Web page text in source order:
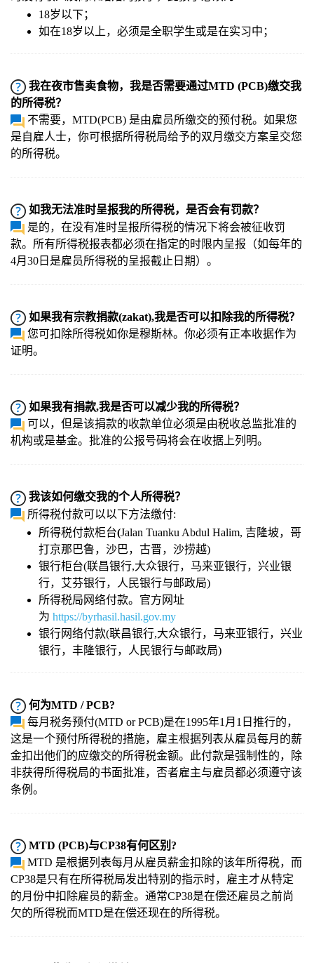
18岁以下；
如在18岁以上，必须是全职学生或是在实习中；
我在夜市售卖食物，我是否需要通过MTD (PCB)缴交我
的所得税？
不需要，MTD(PCB) 是由雇员所缴交的预付税。如果您
是自雇人士，你可根据所得税局给予的双月缴交方案呈交您
的所得税。
如我无法准时呈报我的所得税，是否会有罚款？
是的，在没有准时呈报所得税的情况下将会被征收罚
款。所有所得税报表都必须在指定的时限内呈报（如每年的
4月30日是雇员所得税的呈报截止日期）。
如果我有宗教捐款(zakat),我是否可以扣除我的所得税？
您可扣除所得税如你是穆斯林。你必须有正本收据作为
证明。
如果我有捐款,我是否可以减少我的所得税？
可以，但是该捐款的收款单位必须是由税收总监批准的
机构或是基金。批准的公报号码将会在收据上列明。
我该如何缴交我的个人所得税？
所得税付款可以以下方法缴付:
所得税付款柜台(Jalan Tuanku Abdul Halim, 吉隆坡，哥
打京那巴鲁，沙巴，古晋，沙捞越)
银行柜台(联昌银行,大众银行，马来亚银行，兴业银
行，艾芬银行，人民银行与邮政局)
所得税局网络付款。官方网址
为 https://byrhasil.hasil.gov.my
银行网络付款(联昌银行,大众银行，马来亚银行，兴业
银行，丰隆银行，人民银行与邮政局)
何为MTD / PCB?
每月税务预付(MTD or PCB)是在1995年1月1日推行的，
这是一个预付所得税的措施，雇主根据列表从雇员每月的薪
金扣出他们的应缴交的所得税金额。此付款是强制性的，除
非获得所得税局的书面批准，否者雇主与雇员都必须遵守该
条例。
MTD (PCB)与CP38有何区别?
MTD 是根据列表每月从雇员薪金扣除的该年所得税，而
CP38是只有在所得税局发出特别的指示时，雇主才从特定
的月份中扣除雇员的薪金。通常CP38是在偿还雇员之前尚
欠的所得税而MTD是在偿还现在的所得税。